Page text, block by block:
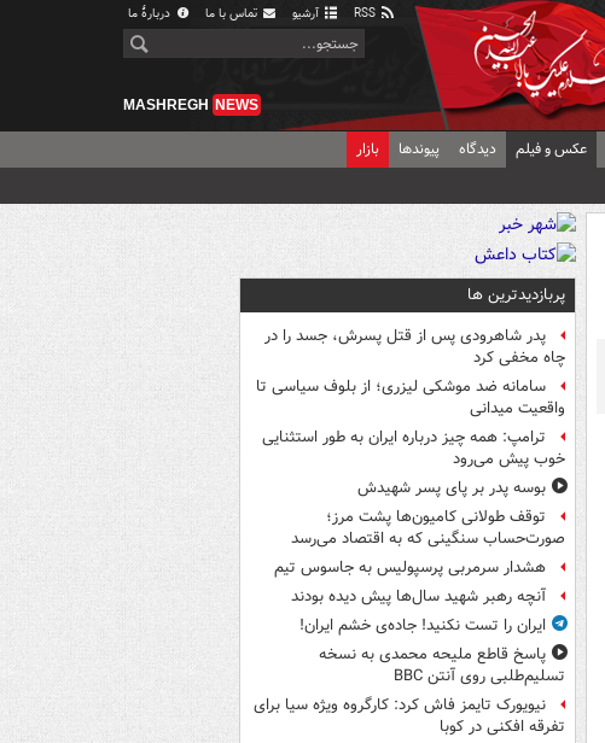
آرشیو تماس با ما دربارهٔ ما
MASHREGH NEWS
عکس و فیلم دیدگاه پیوندها بازار
پربازدیدترین ها
پدر شاهرودی پس از قتل پسرش، جسد را در
چاه مخفی کرد
سامانه ضد موشکی لیزری؛ از بلوف سیاسی تا
واقعیت میدانی
ترامپ: همه چیز درباره ایران به طور استثنایی
خوب پیش می‌رود
بوسه‌ پدر بر پای پسر شهیدش
توقف طولانی کامیون‌ها پشت مرز؛
صورت‌حساب سنگینی که به اقتصاد می‌رسد
هشدار سرمربی پرسپولیس به جاسوس تیم
آنچه رهبر شهید سال‌ها پیش دیده بودند
ایران را تست نکنید! جاده‌ی خشم ایران!
پاسخ قاطع ملیحه محمدی به نسخه
تسلیم‌طلبی روی آنتن BBC
نیویورک تایمز فاش کرد: کارگروه ویژه سیا برای
تفرقه افکنی در کوبا